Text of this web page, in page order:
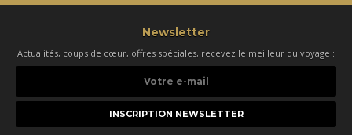
Newsletter
Actualités, coups de cœur, offres spéciales, recevez le meilleur du voyage :
e-